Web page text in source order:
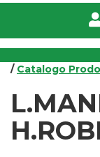
/ Catalogo